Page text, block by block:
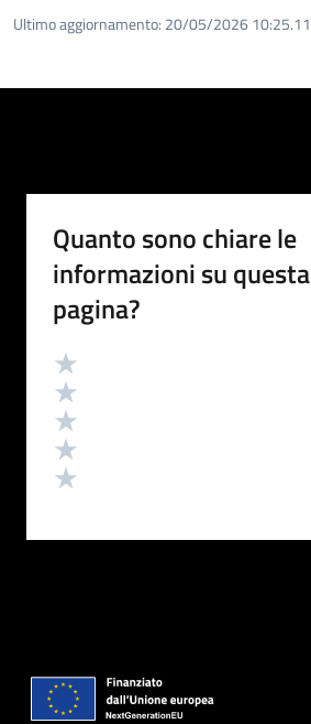
Ultimo aggiornamento: 20/05/2026 10:25.11
Quanto sono chiare le
informazioni su questa
pagina?
Valutazione